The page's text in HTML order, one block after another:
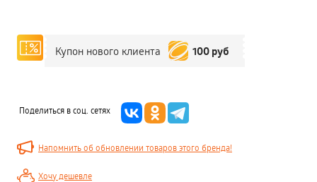
Купон нового клиента 100 руб
Поделиться в соц. сетях
Напомнить об обновлении товаров этого бренда!
Хочу дешевле